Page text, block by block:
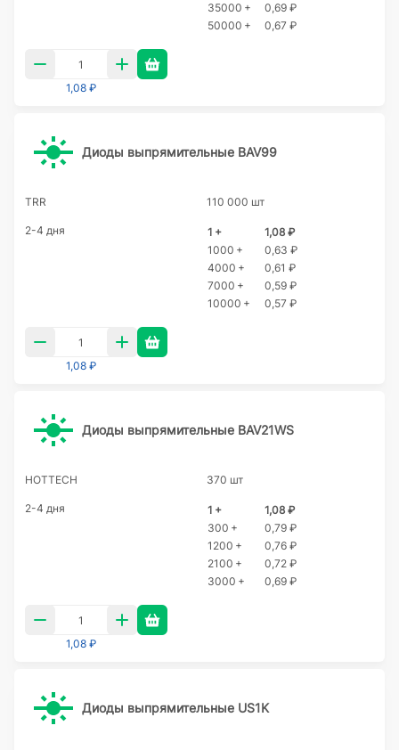
35000 +
0,69 ₽
50000 +
0,67 ₽
1,08 ₽
Диоды выпрямительные BAV99
TRR 110 000 шт
2-4 дня 1 +
1,08 ₽
1000 +
0,63 ₽
4000 +
0,61 ₽
7000 +
0,59 ₽
10000 +
0,57 ₽
1,08 ₽
Диоды выпрямительные BAV21WS
HOTTECH 370 шт
2-4 дня 1 +
1,08 ₽
300 +
0,79 ₽
1200 +
0,76 ₽
2100 +
0,72 ₽
3000 +
0,69 ₽
1,08 ₽
Диоды выпрямительные US1K